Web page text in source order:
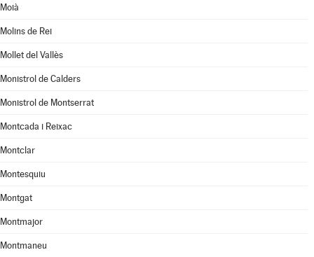
Moià
Molins de Rei
Mollet del Vallès
Monistrol de Calders
Monistrol de Montserrat
Montcada i Reixac
Montclar
Montesquiu
Montgat
Montmajor
Montmaneu